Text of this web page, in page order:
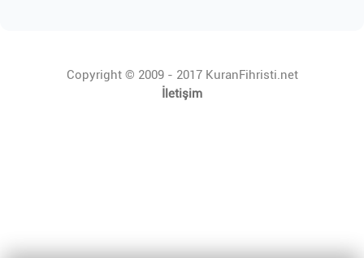
Copyright © 2009 - 2017 KuranFihristi.net
İletişim